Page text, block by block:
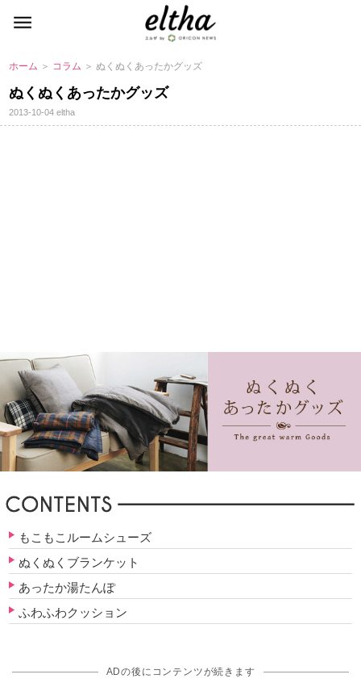
ホーム ＞ コラム ＞ ぬくぬくあったかグッズ
ぬくぬくあったかグッズ
2013-10-04eltha
もこもこルームシューズ
ぬくぬくブランケット
あったか湯たんぽ
ふわふわクッション
ADの後にコンテンツが続きます